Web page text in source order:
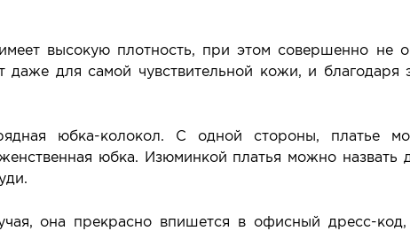
высокую плотность, при этом совершенно не
для самой чувствительной кожи, и благодаря
юбка-колокол. С одной стороны, платье
юбка. Изюминкой платья можно назвать
она прекрасно впишется в офисный дресс-